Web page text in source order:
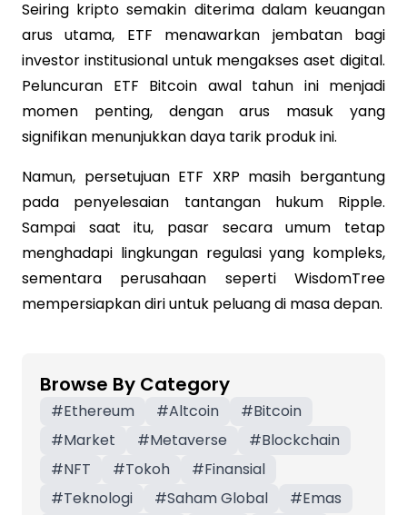
Seiring kripto semakin diterima dalam keuangan
arus utama, ETF menawarkan jembatan bagi
investor institusional untuk mengakses aset digital.
Peluncuran ETF Bitcoin awal tahun ini menjadi
momen penting, dengan arus masuk yang
signifikan menunjukkan daya tarik produk ini.
Namun, persetujuan ETF XRP masih bergantung
pada penyelesaian tantangan hukum Ripple.
Sampai saat itu, pasar secara umum tetap
menghadapi lingkungan regulasi yang kompleks,
sementara perusahaan seperti WisdomTree
mempersiapkan diri untuk peluang di masa depan.
Browse By Category
#Ethereum #Altcoin #Bitcoin
#Market #Metaverse #Blockchain
#NFT #Tokoh #Finansial
#Teknologi #Saham Global #Emas